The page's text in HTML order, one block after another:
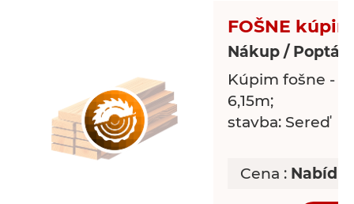
FOŠNE kúpim
Nákup /
Kúpim fošne -
6,15m;
stavba: Sereď
Cena :